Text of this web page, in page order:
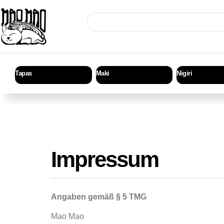
Tapas Maki Nigiri
Impressum
Angaben gemäß § 5 TMG
Mao Mao